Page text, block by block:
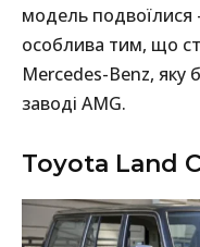
модель
особлива тим, що
Mercedes-Benz, яку
заводі AMG.
Toyota Land